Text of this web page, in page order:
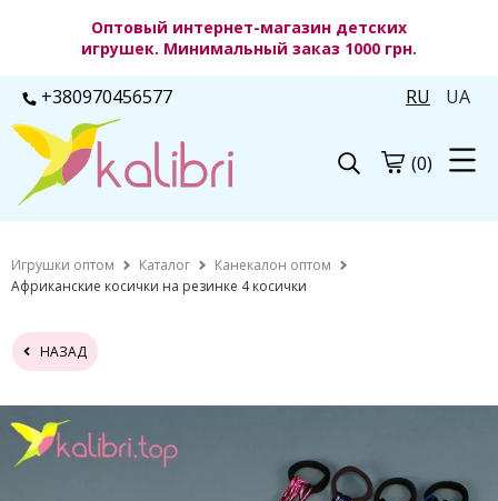
Оптовый интернет-магазин детских
игрушек. Минимальный заказ 1000 грн.
+380970456577 RU UA
(0)
Игрушки оптом Каталог
Канекалон оптом
Африканские косички на резинке 4 косички
НАЗАД